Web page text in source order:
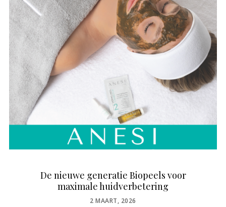
De nieuwe generatie Biopeels voor
maximale huidverbetering
POSTED
2 MAART, 2026